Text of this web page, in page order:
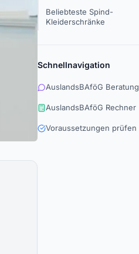
Beliebteste Spind-
Kleiderschränke
Schnellnavigation
AuslandsBAföG Beratung
AuslandsBAföG Rechner
Voraussetzungen prüfen